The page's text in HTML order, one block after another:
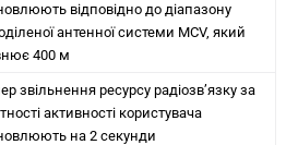
відповідно до діапазону
антенної системи MCV, який
400 м
звільнення ресурсу радіозв’язку за
активності користувача
на 2 секунди